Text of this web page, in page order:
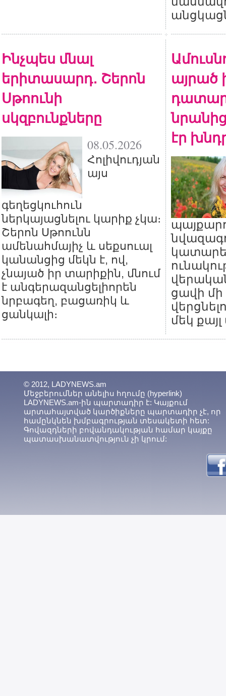
Ինչպես մնալ
երիտասարդ․ Շերոն
Սթոունի
սկզբունքները
08.05.2026
Հոլիվուդյան
այս
գեղեցկուհուն
ներկայացնելու կարիք չկա։
Շերոն Սթոունն
ամենահմայիչ և սեքսուալ
կանանցից մեկն է, ով,
չնայած իր տարիքին, մնում
է անգերազանցելիորեն
նրբագեղ, բացառիկ և
ցանկալի։
այրած
նրանից
էր
ցավի մի
մեկ
© 2012, LADYNEWS.am
Մեջբերումներ անելիս հղումը (hyperlink)
LADYNEWS.am-ին պարտադիր է: Կայքում
արտահայտված կարծիքները պարտադիր չէ, որ
համընկնեն խմբագրության տեսակետի հետ:
Գովազդների բովանդակության համար կայքը
պատասխանատվություն չի կրում: